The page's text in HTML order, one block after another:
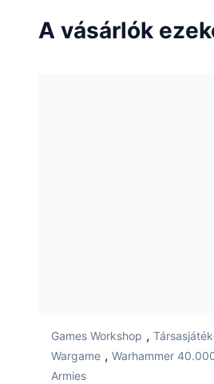
A vásárlók
Games Workshop ,
Wargame , Warhammer
Armies